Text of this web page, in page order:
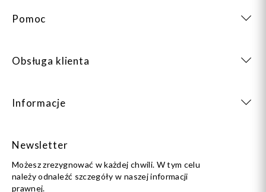
Pomoc
Obsługa klienta
Informacje
Newsletter
Możesz zrezygnować w każdej chwili. W tym celu
należy odnaleźć szczegóły w naszej informacji
prawnej.